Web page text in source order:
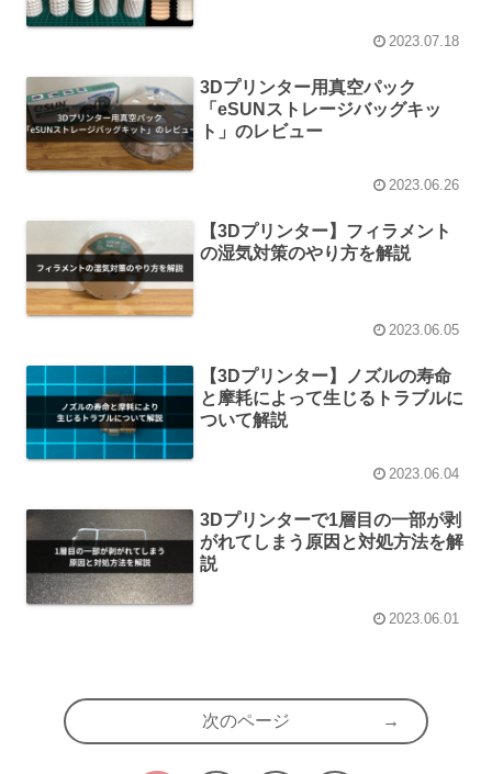
2023.07.18
3Dプリンター用真空パック
「eSUNストレージバッグキッ
ト」のレビュー
2023.06.26
【3Dプリンター】フィラメント
の湿気対策のやり方を解説
2023.06.05
【3Dプリンター】ノズルの寿命
と摩耗によって生じるトラブルに
ついて解説
2023.06.04
3Dプリンターで1層目の一部が剥
がれてしまう原因と対処方法を解
説
2023.06.01
次のページ